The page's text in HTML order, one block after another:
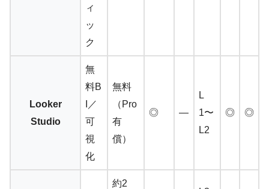
ィ
ッ
ク
Looker
Studio
無
料B
I／
可
視
化
無料
（Pro
有
償）
◎ —
L
1〜
L2
◎ ◎
約2